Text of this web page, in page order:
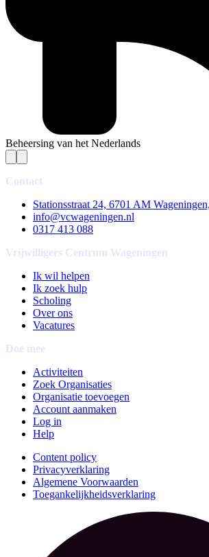
Beheersing van het Nederlands
Contact
Stationsstraat 24, 6701 AM
info@vcwageningen.nl
0317 413 088
Vrijwilligers Centrum Wageningen
Ik wil helpen
Ik zoek hulp
Scholing
Over ons
Vacatures
Doe mee
Activiteiten
Zoek Organisaties
Organisatie toevoegen
Account aanmaken
Log in
Help
Content policy
Privacyverklaring
Algemene Voorwaarden
Toegankelijkheidsverklaring